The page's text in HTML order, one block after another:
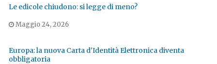
Le edicole chiudono: si legge di meno?
Maggio 24, 2026
Europa: la nuova Carta d'Identità Elettronica diventa
obbligatoria